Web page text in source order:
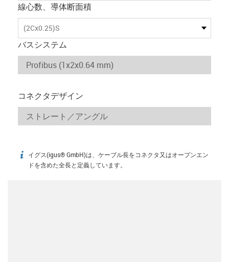
線心数、導体断面積
(2Cx0.25)S
バスシステム
コネクタデザイン
igus-icon-info
イグス(igus® GmbH)は、ケーブル長をコネクタ又はオープンエン
ドを含めた全長と定義しています。